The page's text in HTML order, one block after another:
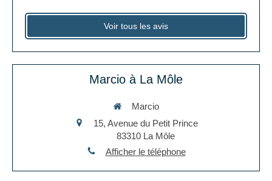
Voir tous les avis
Marcio à La Môle
Marcio
15, Avenue du Petit Prince
83310 La Môle
Afficher le téléphone